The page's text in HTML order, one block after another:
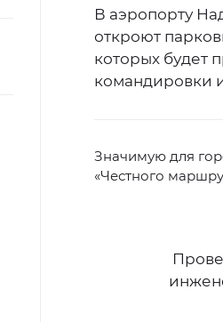
В аэропорту
откроют
которых будет
командировки
Значимую для
«Честного